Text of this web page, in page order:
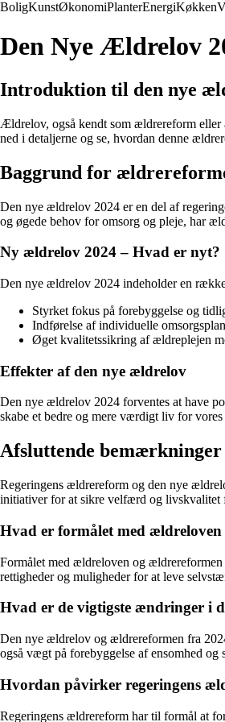
BoligKunstØkonomiPlanterEnergiKøkken
Den Nye Ældrelov
Introduktion til den nye
Ældrelov, også kendt som ældrereform
ned i detaljerne og se, hvordan denne
Baggrund for
Den nye ældrelov 2024 er en del af
og øgede behov for omsorg og pleje, har
Ny ældrelov 2024 – Hvad er nyt?
Den nye ældrelov 2024 indeholder en
Styrket fokus på forebyggelse og
Indførelse af individuelle
Øget kvalitetssikring af ældreplejen
Effekter af den nye ældrelov
Den nye ældrelov 2024 forventes at have
skabe et bedre og mere værdigt liv for
Afsluttende bemærkninger
Regeringens ældrereform og den nye
initiativer for at sikre velfærd og livskvalitet
Hvad er formålet med
Formålet med ældreloven og
rettigheder og muligheder for at leve
Hvad er de vigtigste ændringer i
Den nye ældrelov og ældrereformen fra
også vægt på forebyggelse af ensomhed
Hvordan påvirker regeringens
Regeringens ældrereform har til formål at